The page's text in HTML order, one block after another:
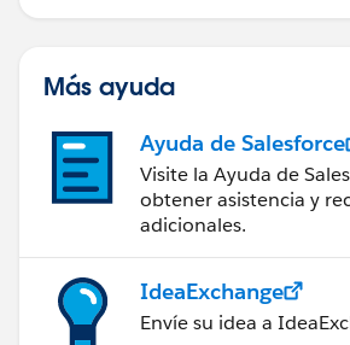
Más ayuda
Ayuda de Salesforce
Visite la Ayuda de
obtener asistencia y
adicionales.
IdeaExchange
Envíe su idea a